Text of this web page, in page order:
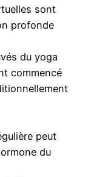
sont
profonde
du yoga
commencé
peut
du